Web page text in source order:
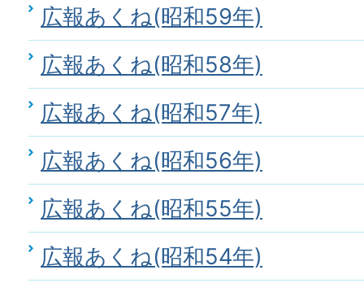
広報あくね(昭和59年)
広報あくね(昭和58年)
広報あくね(昭和57年)
広報あくね(昭和56年)
広報あくね(昭和55年)
広報あくね(昭和54年)